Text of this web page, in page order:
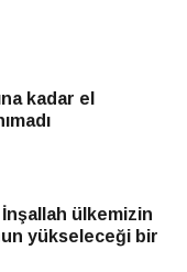
kadar el
ülkemizin
yükseleceği bir